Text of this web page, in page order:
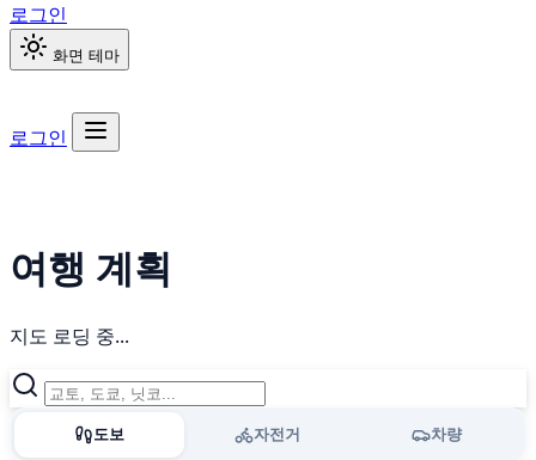
로그인
화면 테마
로그인
여행 계획
지도 로딩 중...
도보 자전거 차량